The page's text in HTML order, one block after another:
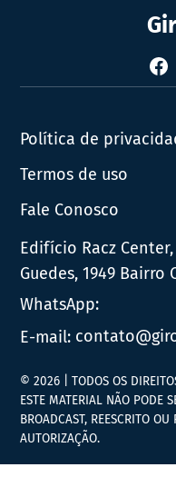
Política de
Termos de uso
Fale Conosco
Edifício Racz
Guedes, 1949 Bairro
WhatsApp:
E-mail:
© 2026 | TODOS OS
ESTE MATERIAL NÃO PODE
BROADCAST, REESCRITO
AUTORIZAÇÃO.